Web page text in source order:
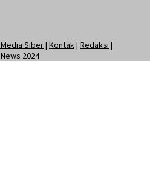
Siber| Kontak | Redaksi |
2024